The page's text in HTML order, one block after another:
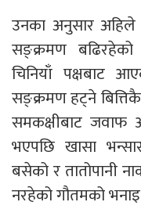
उनका अनुसार अहिले
सङ्क्रमण बढिरहेको
चिनियाँ पक्षबाट
सङ्क्रमण हट्ने
समकक्षीबाट जवाफ
भएपछि खासा
बसेको र तातोपानी
नरहेको गौतमको